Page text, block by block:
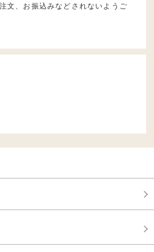
文、お振込みなどされないようご